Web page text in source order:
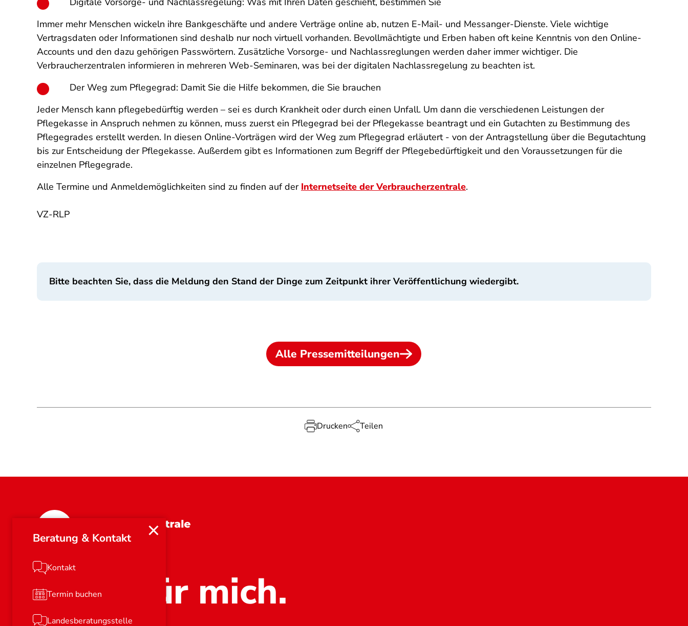
Beratung & Kontakt
Kontakt
Termin buchen
Landesberatungsstelle
Immer mehr Menschen wickeln ihre Bankgeschäfte und andere Verträge online ab, nutzen E-Mail- und Messanger-Dienste. Viele wichtige
Vertragsdaten oder Informationen sind deshalb nur noch virtuell vorhanden. Bevollmächtigte und Erben haben oft keine Kenntnis von den Online-
Accounts und den dazu gehörigen Passwörtern. Zusätzliche Vorsorge- und Nachlassreglungen werden daher immer wichtiger. Die
Verbraucherzentralen informieren in mehreren Web-Seminaren, was bei der digitalen Nachlassregelung zu beachten ist.
Der Weg zum Pflegegrad: Damit Sie die Hilfe bekommen, die Sie brauchen
Jeder Mensch kann pflegebedürftig werden – sei es durch Krankheit oder durch einen Unfall. Um dann die verschiedenen Leistungen der
Pflegekasse in Anspruch nehmen zu können, muss zuerst ein Pflegegrad bei der Pflegekasse beantragt und ein Gutachten zu Bestimmung des
Pflegegrades erstellt werden. In diesen Online-Vorträgen wird der Weg zum Pflegegrad erläutert - von der Antragstellung über die Begutachtung
bis zur Entscheidung der Pflegekasse. Außerdem gibt es Informationen zum Begriff der Pflegebedürftigkeit und den Voraussetzungen für die
einzelnen Pflegegrade.
Alle Termine und Anmeldemöglichkeiten sind zu finden auf der Internetseite der Verbraucherzentrale.
VZ-RLP
Bitte beachten Sie, dass die Meldung den Stand der Dinge zum Zeitpunkt ihrer Veröffentlichung wiedergibt.
Alle Pressemitteilungen
Drucken Teilen
Rheinland-Pfalz
Stark für mich.